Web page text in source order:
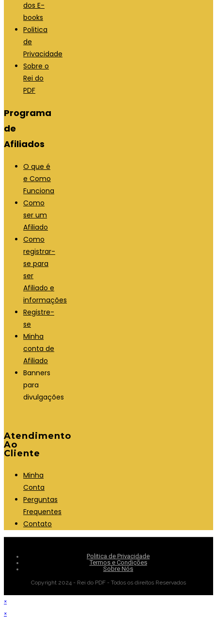
dos E-
books
Politica
de
Privacidade
Sobre o
Rei do
PDF
Programa
de
Afiliados
O que é
e Como
Funciona
Como
ser um
Afiliado
Como
registrar-
se para
ser
Afiliado e
informações
Registre-
se
Minha
conta de
Afiliado
Banners
para
divulgações
Atendimento
Ao
Cliente
Minha
Conta
Perguntas
Frequentes
Contato
Politica de Privacidade
Termos e Condições
Sobre Nós
Copyright 2024 - Rei do PDF - Todos os direitos Reservados
×
×